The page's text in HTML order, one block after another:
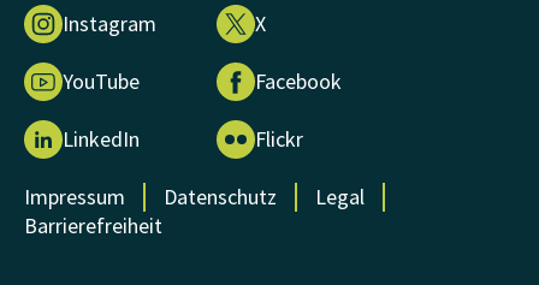
Instagram X
YouTube Facebook
LinkedIn Flickr
Impressum Datenschutz
Legal
Barrierefreiheit